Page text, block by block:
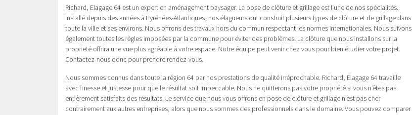
Richard, Elagage 64 est un expert en aménagement paysager. La pose de clôture et grillage est l’une de nos spécialités.
Installé depuis des années à Pyrénées-Atlantiques, nos élagueurs ont construit plusieurs types de clôture et de grillage dans
toute la ville et ses environs. Nous offrons des travaux hors du commun respectant les normes internationales. Nous suivons
également toutes les règles imposées par la commune pour éviter des problèmes. La clôture que nous installons sur la
proprieté offrira une vue plus agréable à votre espace. Notre équipe peut venir chez vous pour bien étudier votre projet.
Contactez-nous donc pour prendre rendez-vous.
Nous sommes connus dans toute la région 64 par nos prestations de qualité irréprochable. Richard, Elagage 64 travaille
avec finesse et justesse pour que le résultat soit impeccable. Nous ne quitterons pas votre propriété si vous n’êtes pas
entièrement satisfaits des résultats. Le service que nous vous offrons en pose de clôture et grillage n’est pas cher
contrairement aux autres entreprises, alors que nous sommes des professionnels dans le domaine. Vous pouvez comparer